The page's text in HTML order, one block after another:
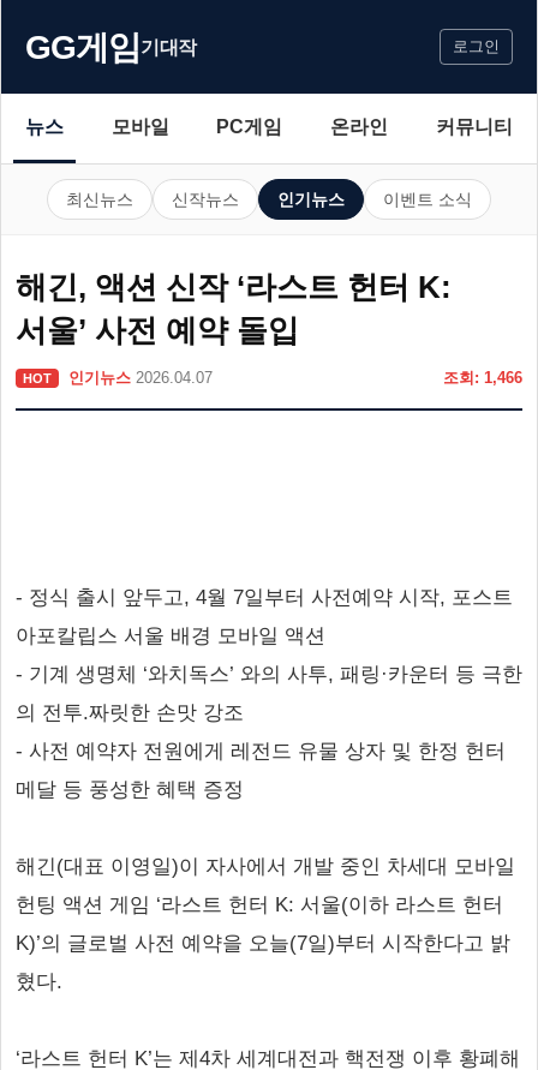
GG게임기대작 로그인
뉴스 모바일 PC게임 온라인 커뮤니티
최신뉴스 신작뉴스 인기뉴스 이벤트 소식
해긴, 액션 신작 ‘라스트 헌터 K:
서울’ 사전 예약 돌입
HOT 인기뉴스 2026.04.07 조회: 1,466
- 정식 출시 앞두고, 4월 7일부터 사전예약 시작, 포스트
아포칼립스 서울 배경 모바일 액션
- 기계 생명체 ‘와치독스’ 와의 사투, 패링·카운터 등 극한
의 전투.짜릿한 손맛 강조
- 사전 예약자 전원에게 레전드 유물 상자 및 한정 헌터
메달 등 풍성한 혜택 증정
해긴(대표 이영일)이 자사에서 개발 중인 차세대 모바일
헌팅 액션 게임 ‘라스트 헌터 K: 서울(이하 라스트 헌터
K)’의 글로벌 사전 예약을 오늘(7일)부터 시작한다고 밝
혔다.
‘라스트 헌터 K’는 제4차 세계대전과 핵전쟁 이후 황폐해